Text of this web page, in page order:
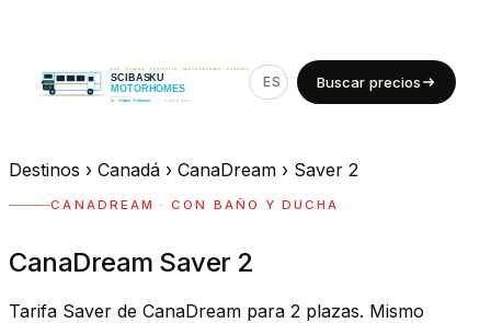
ES EN
Buscar precios
Destinos › Canadá › CanaDream › Saver 2
CANADREAM · CON BAÑO Y DUCHA
CanaDream Saver 2
Tarifa Saver de CanaDream para 2 plazas. Mismo